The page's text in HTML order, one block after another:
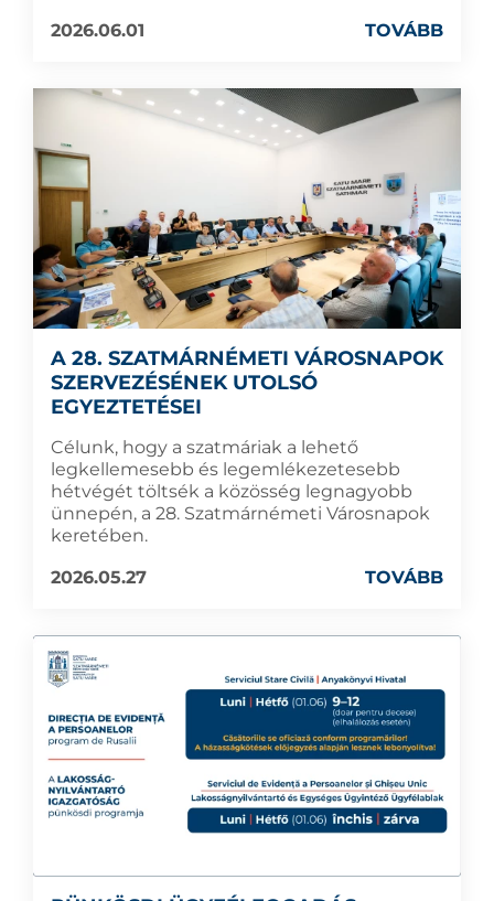
2026.06.01
TOVÁBB
A 28. SZATMÁRNÉMETI VÁROSNAPOK
SZERVEZÉSÉNEK UTOLSÓ
EGYEZTETÉSEI
Célunk, hogy a szatmáriak a lehető
legkellemesebb és legemlékezetesebb
hétvégét töltsék a közösség legnagyobb
ünnepén, a 28. Szatmárnémeti Városnapok
keretében.
2026.05.27
TOVÁBB